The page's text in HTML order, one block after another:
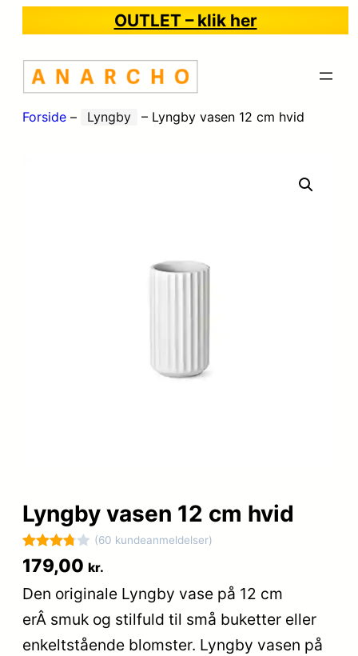
OUTLET – klik her
Forside – Lyngby – Lyngby vasen 12 cm hvid
Lyngby vasen 12 cm hvid
Bedømt
3.8ud af
5
baseret
60
(60 kundeanmeldelser)
179,00 kr.
Den originale Lyngby vase på 12 cm
erÂ smuk og stilfuld til små buketter eller
enkeltstående blomster. Lyngby vasen på